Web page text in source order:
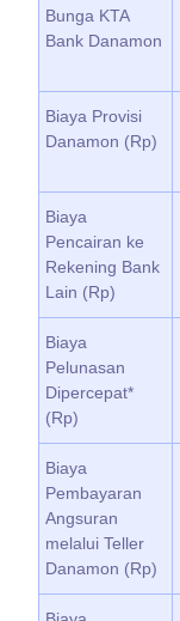
Bunga KTA
Bank Danamon
Biaya Provisi
Danamon (Rp)
Biaya
Pencairan ke
Rekening Bank
Lain (Rp)
Biaya
Pelunasan
Dipercepat*
(Rp)
Biaya
Pembayaran
Angsuran
melalui Teller
Danamon (Rp)